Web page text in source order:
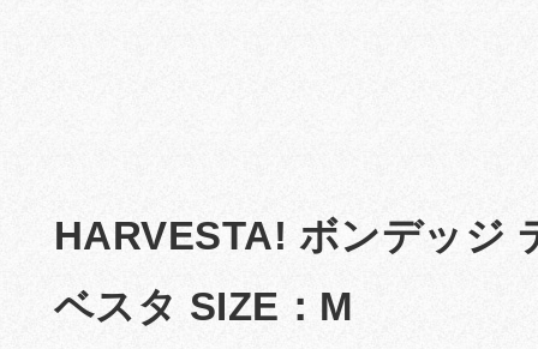
HARVESTA! ボンデッジ
ベスタ SIZE：M